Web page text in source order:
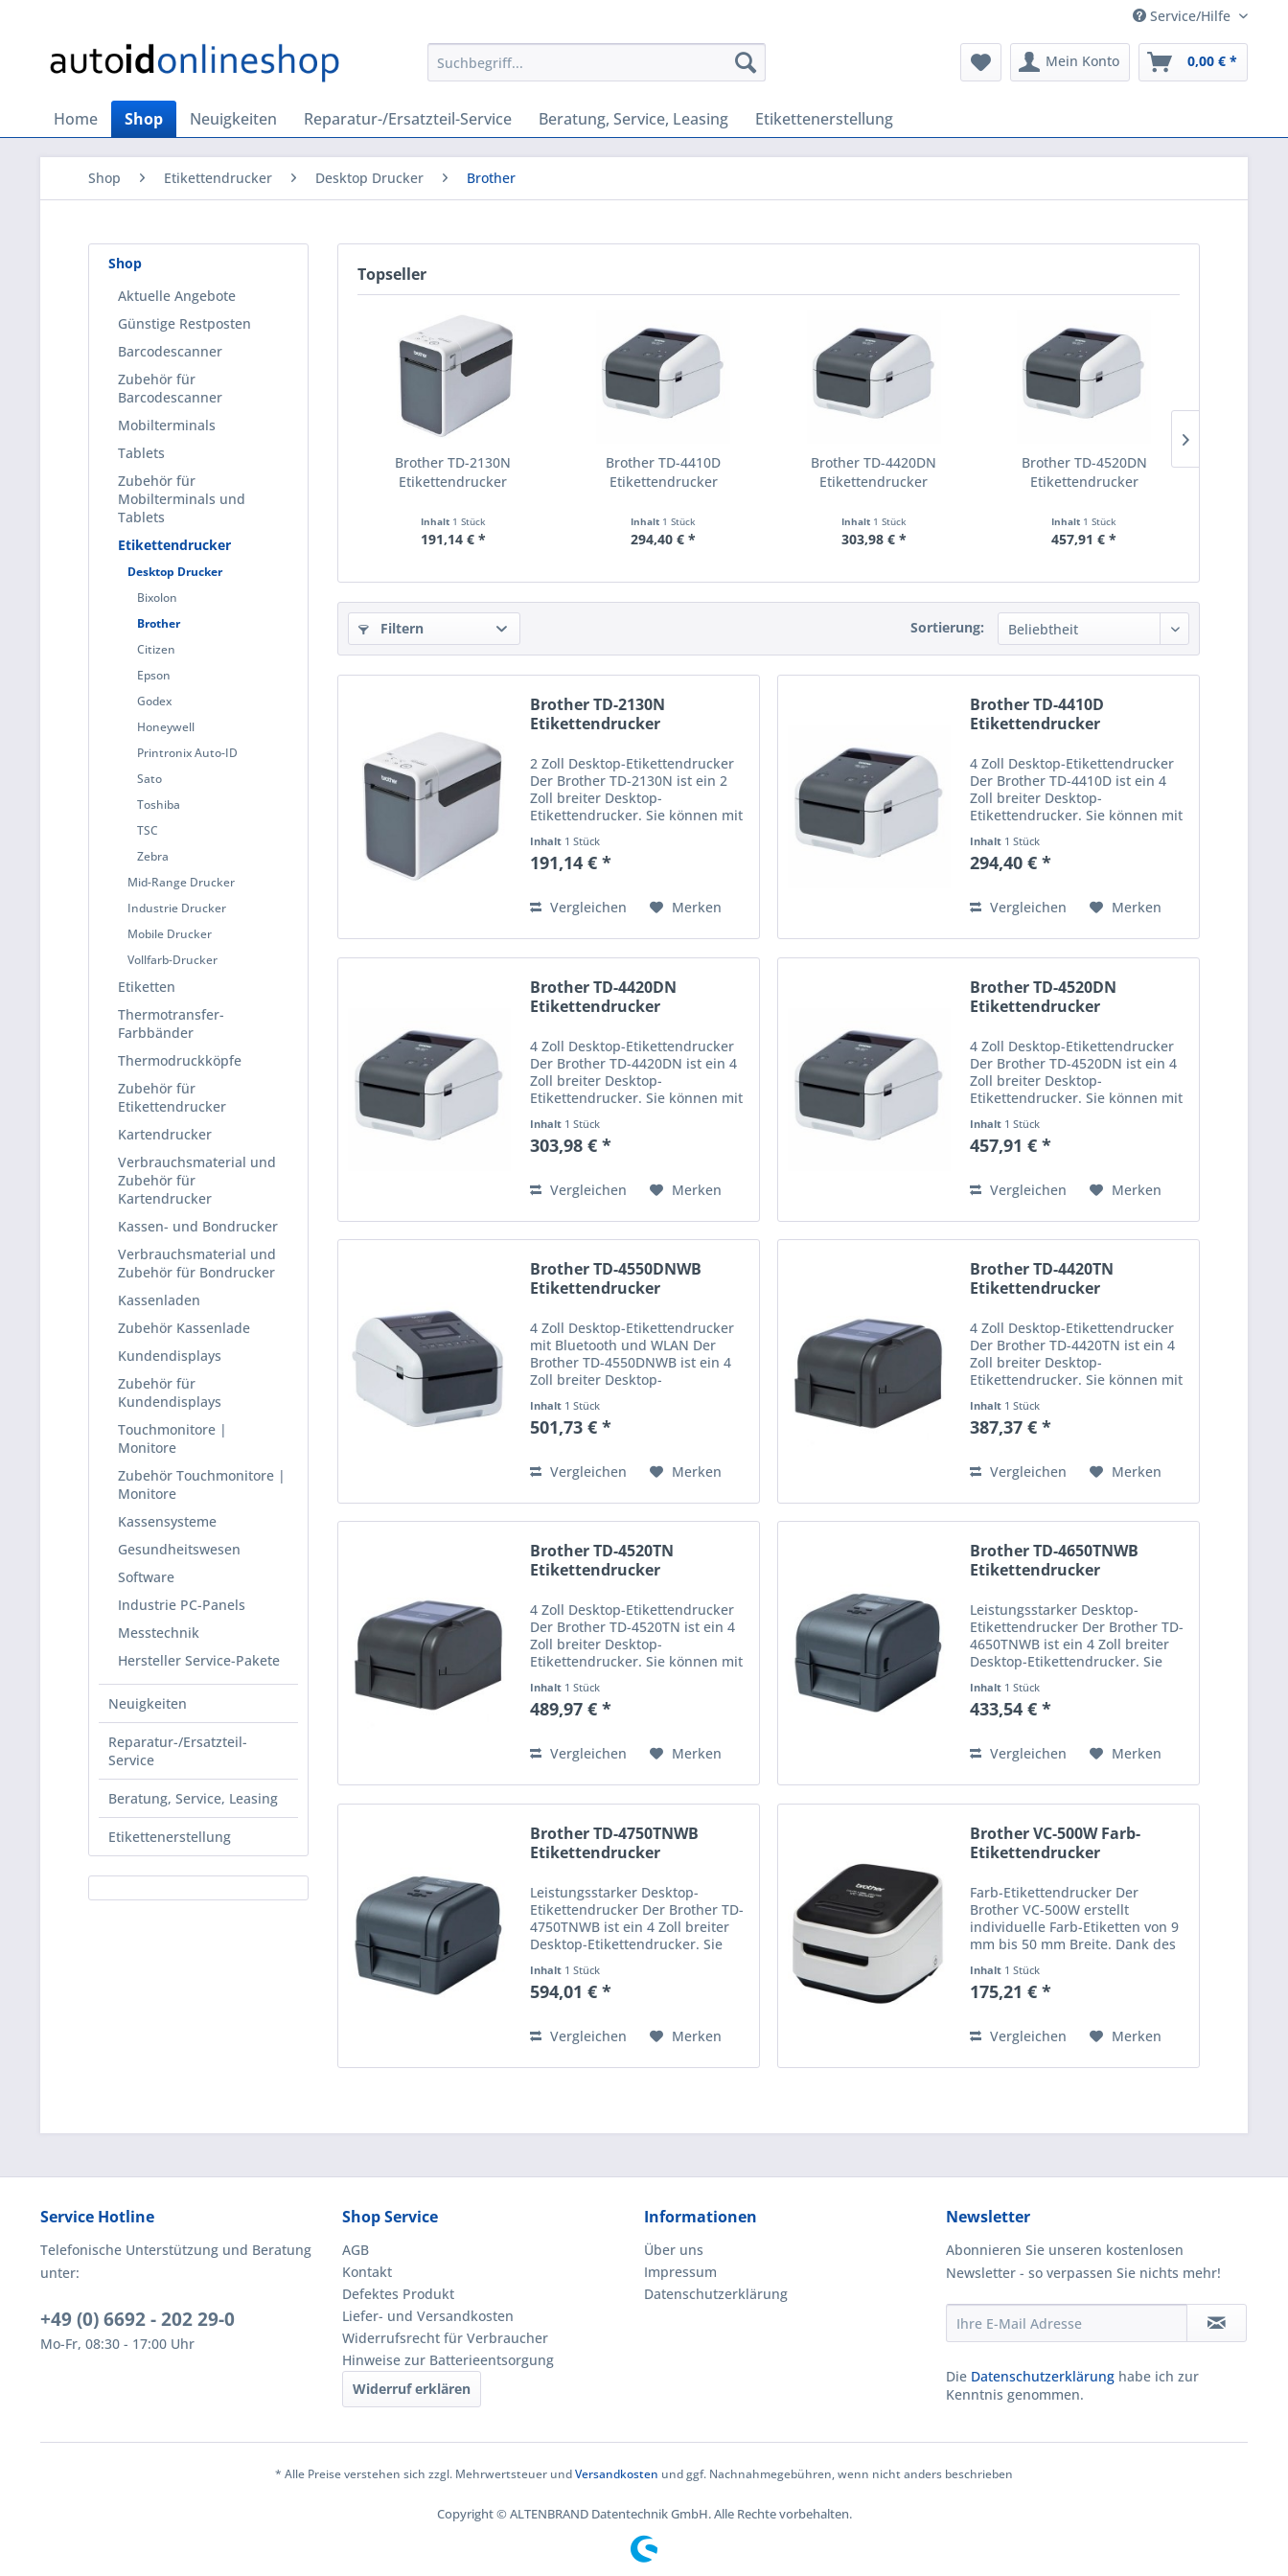
Service/Hilfe
Mein Konto 0,00 € *
Home Shop Neuigkeiten Reparatur-/Ersatzteil-Service Beratung, Service, Leasing Etikettenerstellung
Shop Etikettendrucker Desktop Drucker Brother
Shop
Aktuelle Angebote
Günstige Restposten
Barcodescanner
Zubehör für
Barcodescanner
Mobilterminals
Tablets
Zubehör für
Mobilterminals und
Tablets
Etikettendrucker
Desktop Drucker
Bixolon
Brother
Citizen
Epson
Godex
Honeywell
Printronix Auto-ID
Sato
Toshiba
TSC
Zebra
Mid-Range Drucker
Industrie Drucker
Mobile Drucker
Vollfarb-Drucker
Etiketten
Thermotransfer-
Farbbänder
Thermodruckköpfe
Zubehör für
Etikettendrucker
Kartendrucker
Verbrauchsmaterial und
Zubehör für
Kartendrucker
Kassen- und Bondrucker
Verbrauchsmaterial und
Zubehör für Bondrucker
Kassenladen
Zubehör Kassenlade
Kundendisplays
Zubehör für
Kundendisplays
Touchmonitore |
Monitore
Zubehör Touchmonitore |
Monitore
Kassensysteme
Gesundheitswesen
Software
Industrie PC-Panels
Messtechnik
Hersteller Service-Pakete
Neuigkeiten
Reparatur-/Ersatzteil-
Service
Beratung, Service, Leasing
Etikettenerstellung
Topseller
Brother TD-2130N
Etikettendrucker
Inhalt 1 Stück
191,14 € *
Brother TD-4410D
Etikettendrucker
Inhalt 1 Stück
294,40 € *
Brother TD-4420DN
Etikettendrucker
Inhalt 1 Stück
303,98 € *
Brother TD-4520DN
Etikettendrucker
Inhalt 1 Stück
457,91 € *
Filtern Sortierung:
Brother TD-2130N
Etikettendrucker
2 Zoll Desktop-Etikettendrucker
Der Brother TD-2130N ist ein 2
Zoll breiter Desktop-
Etikettendrucker. Sie können mit
max. 152,4 mm/Sekunde und 300
dpi Auflösung Thermodirekt-
Inhalt 1 Stück
191,14 € *
Vergleichen Merken
Brother TD-4410D
Etikettendrucker
4 Zoll Desktop-Etikettendrucker
Der Brother TD-4410D ist ein 4
Zoll breiter Desktop-
Etikettendrucker. Sie können mit
max. 203 mm/Sekunde und 203
dpi Thermodirekt-Etiketten
über...
Inhalt 1 Stück
294,40 € *
Vergleichen Merken
Brother TD-4420DN
Etikettendrucker
4 Zoll Desktop-Etikettendrucker
Der Brother TD-4420DN ist ein 4
Zoll breiter Desktop-
Etikettendrucker. Sie können mit
max. 203 mm/Sekunde und 203
dpi Thermodirekt-Etiketten
über...
Inhalt 1 Stück
303,98 € *
Vergleichen Merken
Brother TD-4520DN
Etikettendrucker
4 Zoll Desktop-Etikettendrucker
Der Brother TD-4520DN ist ein 4
Zoll breiter Desktop-
Etikettendrucker. Sie können mit
max. 152 mm/Sekunde und 300
dpi Thermodirekt-Etiketten
über...
Inhalt 1 Stück
457,91 € *
Vergleichen Merken
Brother TD-4550DNWB
Etikettendrucker
4 Zoll Desktop-Etikettendrucker
mit Bluetooth und WLAN Der
Brother TD-4550DNWB ist ein 4
Zoll breiter Desktop-
der Druckgeschwindigkeit von
max. 152 mm/Sekunde und 300
drucken....
Inhalt 1 Stück
501,73 € *
Vergleichen Merken
Brother TD-4420TN
Etikettendrucker
4 Zoll Desktop-Etikettendrucker
Der Brother TD-4420TN ist ein 4
Zoll breiter Desktop-
Etikettendrucker. Sie können mit
max. 152 mm/Sekunde und 203
dpi Thermodirekt- und
drucken. Der...
Inhalt 1 Stück
387,37 € *
Vergleichen Merken
Brother TD-4520TN
Etikettendrucker
4 Zoll Desktop-Etikettendrucker
Der Brother TD-4520TN ist ein 4
Zoll breiter Desktop-
Etikettendrucker. Sie können mit
max. 127 mm/Sekunde und 300
dpi Thermodirekt- und
drucken. Der...
Inhalt 1 Stück
489,97 € *
Vergleichen Merken
Brother TD-4650TNWB
Etikettendrucker
Leistungsstarker Desktop-
Etikettendrucker Der Brother TD-
4650TNWB ist ein 4 Zoll breiter
Desktop-Etikettendrucker. Sie
Druckgeschwindigkeit von max.
203 mm/Sekunde und 203 dpi
Thermotransfer-Etiketten...
Inhalt 1 Stück
433,54 € *
Vergleichen Merken
Brother TD-4750TNWB
Etikettendrucker
Leistungsstarker Desktop-
Etikettendrucker Der Brother TD-
4750TNWB ist ein 4 Zoll breiter
Desktop-Etikettendrucker. Sie
Druckgeschwindigkeit von max.
152 mm/Sekunde und 300 dpi
Thermotransfer-Etiketten...
Inhalt 1 Stück
594,01 € *
Vergleichen Merken
Brother VC-500W Farb-
Etikettendrucker
Farb-Etikettendrucker Der
Brother VC-500W erstellt
individuelle Farb-Etiketten von 9
mm bis 50 mm Breite. Dank des
keine Tinte benötigt. Über USB
und WLAN können via PC, Mac,
Inhalt 1 Stück
175,21 € *
Vergleichen Merken
Service Hotline
Telefonische Unterstützung und Beratung
unter:
+49 (0) 6692 - 202 29-0
Mo-Fr, 08:30 - 17:00 Uhr
Shop Service
AGB
Kontakt
Defektes Produkt
Liefer- und Versandkosten
Widerrufsrecht für Verbraucher
Hinweise zur Batterieentsorgung
Widerruf erklären
Informationen
Über uns
Impressum
Datenschutzerklärung
Newsletter
Abonnieren Sie unseren kostenlosen
Newsletter - so verpassen Sie nichts mehr!
Die Datenschutzerklärung habe ich zur
Kenntnis genommen.
* Alle Preise verstehen sich zzgl. Mehrwertsteuer undVersandkosten und ggf. Nachnahmegebühren, wenn nicht anders beschrieben
Copyright © ALTENBRAND Datentechnik GmbH. Alle Rechte vorbehalten.